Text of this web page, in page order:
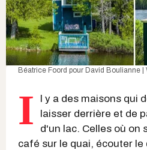
Béatrice Foord pour David Boulianne |
I
l y a des maisons qui
laisser derrière et de
d'un lac. Celles où on
café sur le quai, écouter